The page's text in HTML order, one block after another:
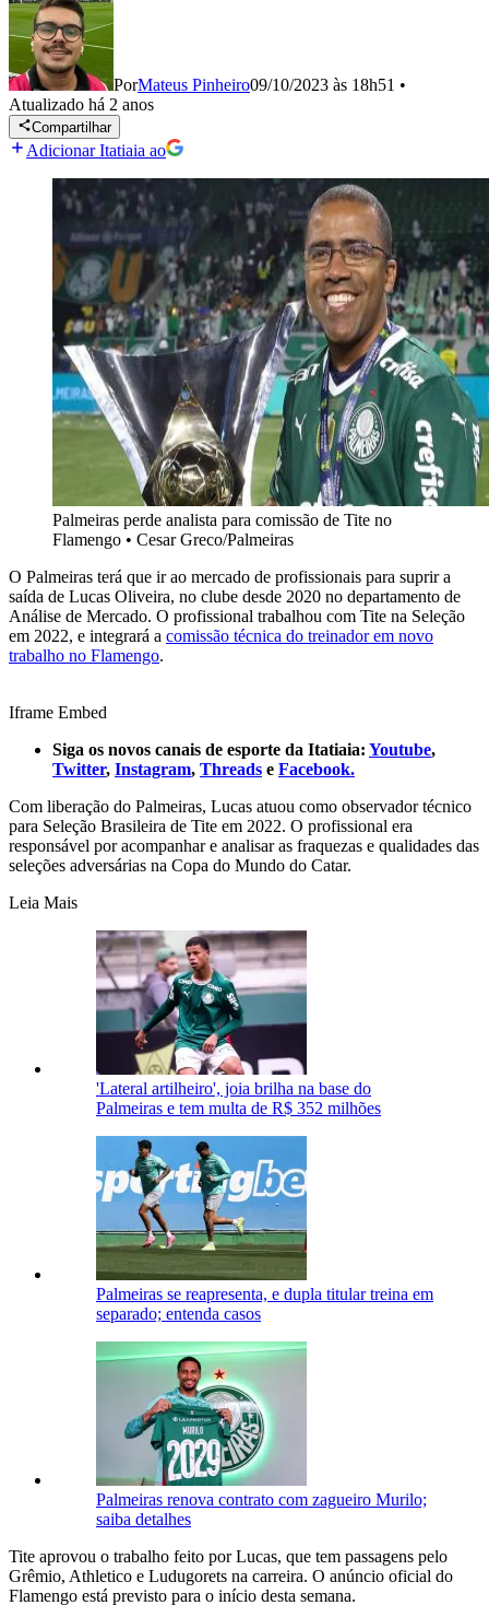
PorMateus Pinheiro09/10/2023 às 18h51 •
Atualizado há 2 anos
Compartilhar
Adicionar Itatiaia ao
Palmeiras perde analista para comissão de Tite no
Flamengo • Cesar Greco/Palmeiras
O Palmeiras terá que ir ao mercado de profissionais para suprir a
saída de Lucas Oliveira, no clube desde 2020 no departamento de
Análise de Mercado. O profissional trabalhou com Tite na Seleção
em 2022, e integrará a comissão técnica do treinador em novo
trabalho no Flamengo.
Iframe Embed
Siga os novos canais de esporte da Itatiaia: Youtube,
Twitter, Instagram, Threads e Facebook.
Com liberação do Palmeiras, Lucas atuou como observador técnico
para Seleção Brasileira de Tite em 2022. O profissional era
responsável por acompanhar e analisar as fraquezas e qualidades das
seleções adversárias na Copa do Mundo do Catar.
Leia Mais
'Lateral artilheiro', joia brilha na base do
Palmeiras e tem multa de R$ 352 milhões
Palmeiras se reapresenta, e dupla titular treina em
separado; entenda casos
Palmeiras renova contrato com zagueiro Murilo;
saiba detalhes
Tite aprovou o trabalho feito por Lucas, que tem passagens pelo
Grêmio, Athletico e Ludugorets na carreira. O anúncio oficial do
Flamengo está previsto para o início desta semana.